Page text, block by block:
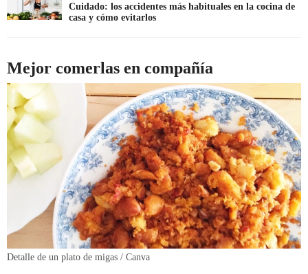
Cuidado: los accidentes más habituales en la cocina de
casa y cómo evitarlos
Mejor comerlas en compañía
Detalle de un plato de migas / Canva